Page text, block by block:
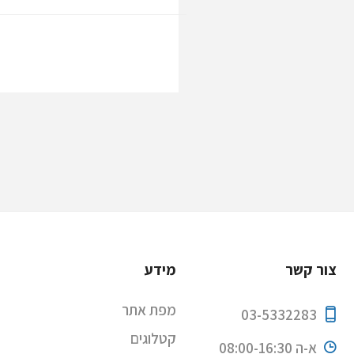
צור קשר
03-5332283
א-ה 08:00-16:30
מידע
מפת אתר
קטלוגים